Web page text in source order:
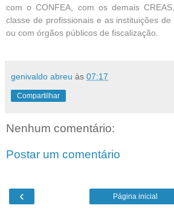
com o CONFEA, com os demais
classe de profissionais e as instituições
ou com órgãos públicos de fiscalização.
genivaldo abreu às 07:17
Compartilhar
Nenhum comentário:
Postar um comentário
‹ Página inicial